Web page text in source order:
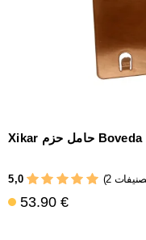
5,0
53.90 €